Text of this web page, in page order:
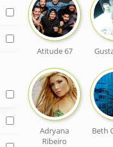
Atitude 67
Adryana
Ribeiro
Beth